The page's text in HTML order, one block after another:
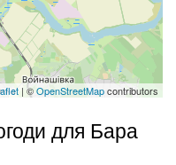
| ©OpenStreetMapcontributors
для Бара